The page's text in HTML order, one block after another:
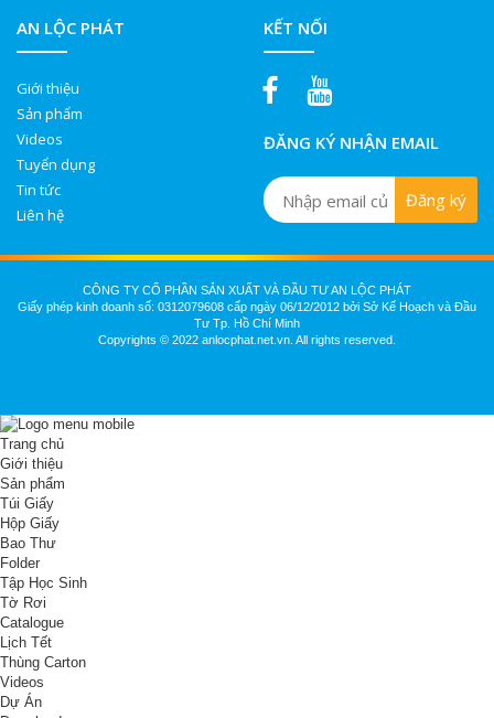
AN LỘC PHÁT
Giới thiệu
Sản phẩm
Videos
Tuyển dụng
Tin tức
Liên hệ
KẾT NỐI
ĐĂNG KÝ NHẬN EMAIL
CÔNG TY CỔ PHẦN SẢN XUẤT VÀ ĐẦU TƯ AN LỘC PHÁT
Giấy phép kinh doanh số: 0312079608 cấp ngày 06/12/2012 bởi Sở Kế Hoạch và Đầu
Tư Tp. Hồ Chí Minh
Copyrights © 2022 anlocphat.net.vn. All rights reserved.
Trang chủ
Giới thiệu
Sản phẩm
Túi Giấy
Hộp Giấy
Bao Thư
Folder
Tập Học Sinh
Tờ Rơi
Catalogue
Lịch Tết
Thùng Carton
Videos
Dự Án